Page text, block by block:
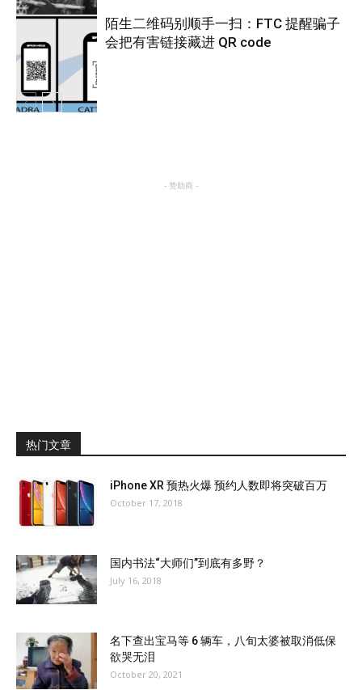
热点
陌生二维码别顺手一扫：FTC 提醒骗子
会把有害链接藏进 QR code
- 赞助商 -
热门文章
iPhone XR 预热火爆 预约人数即将突破百万
October 17, 2018
国内书法“大师们”到底有多野？
July 16, 2018
名下查出宝马等 6 辆车，八旬太婆被取消低保
欲哭无泪
October 20, 2021